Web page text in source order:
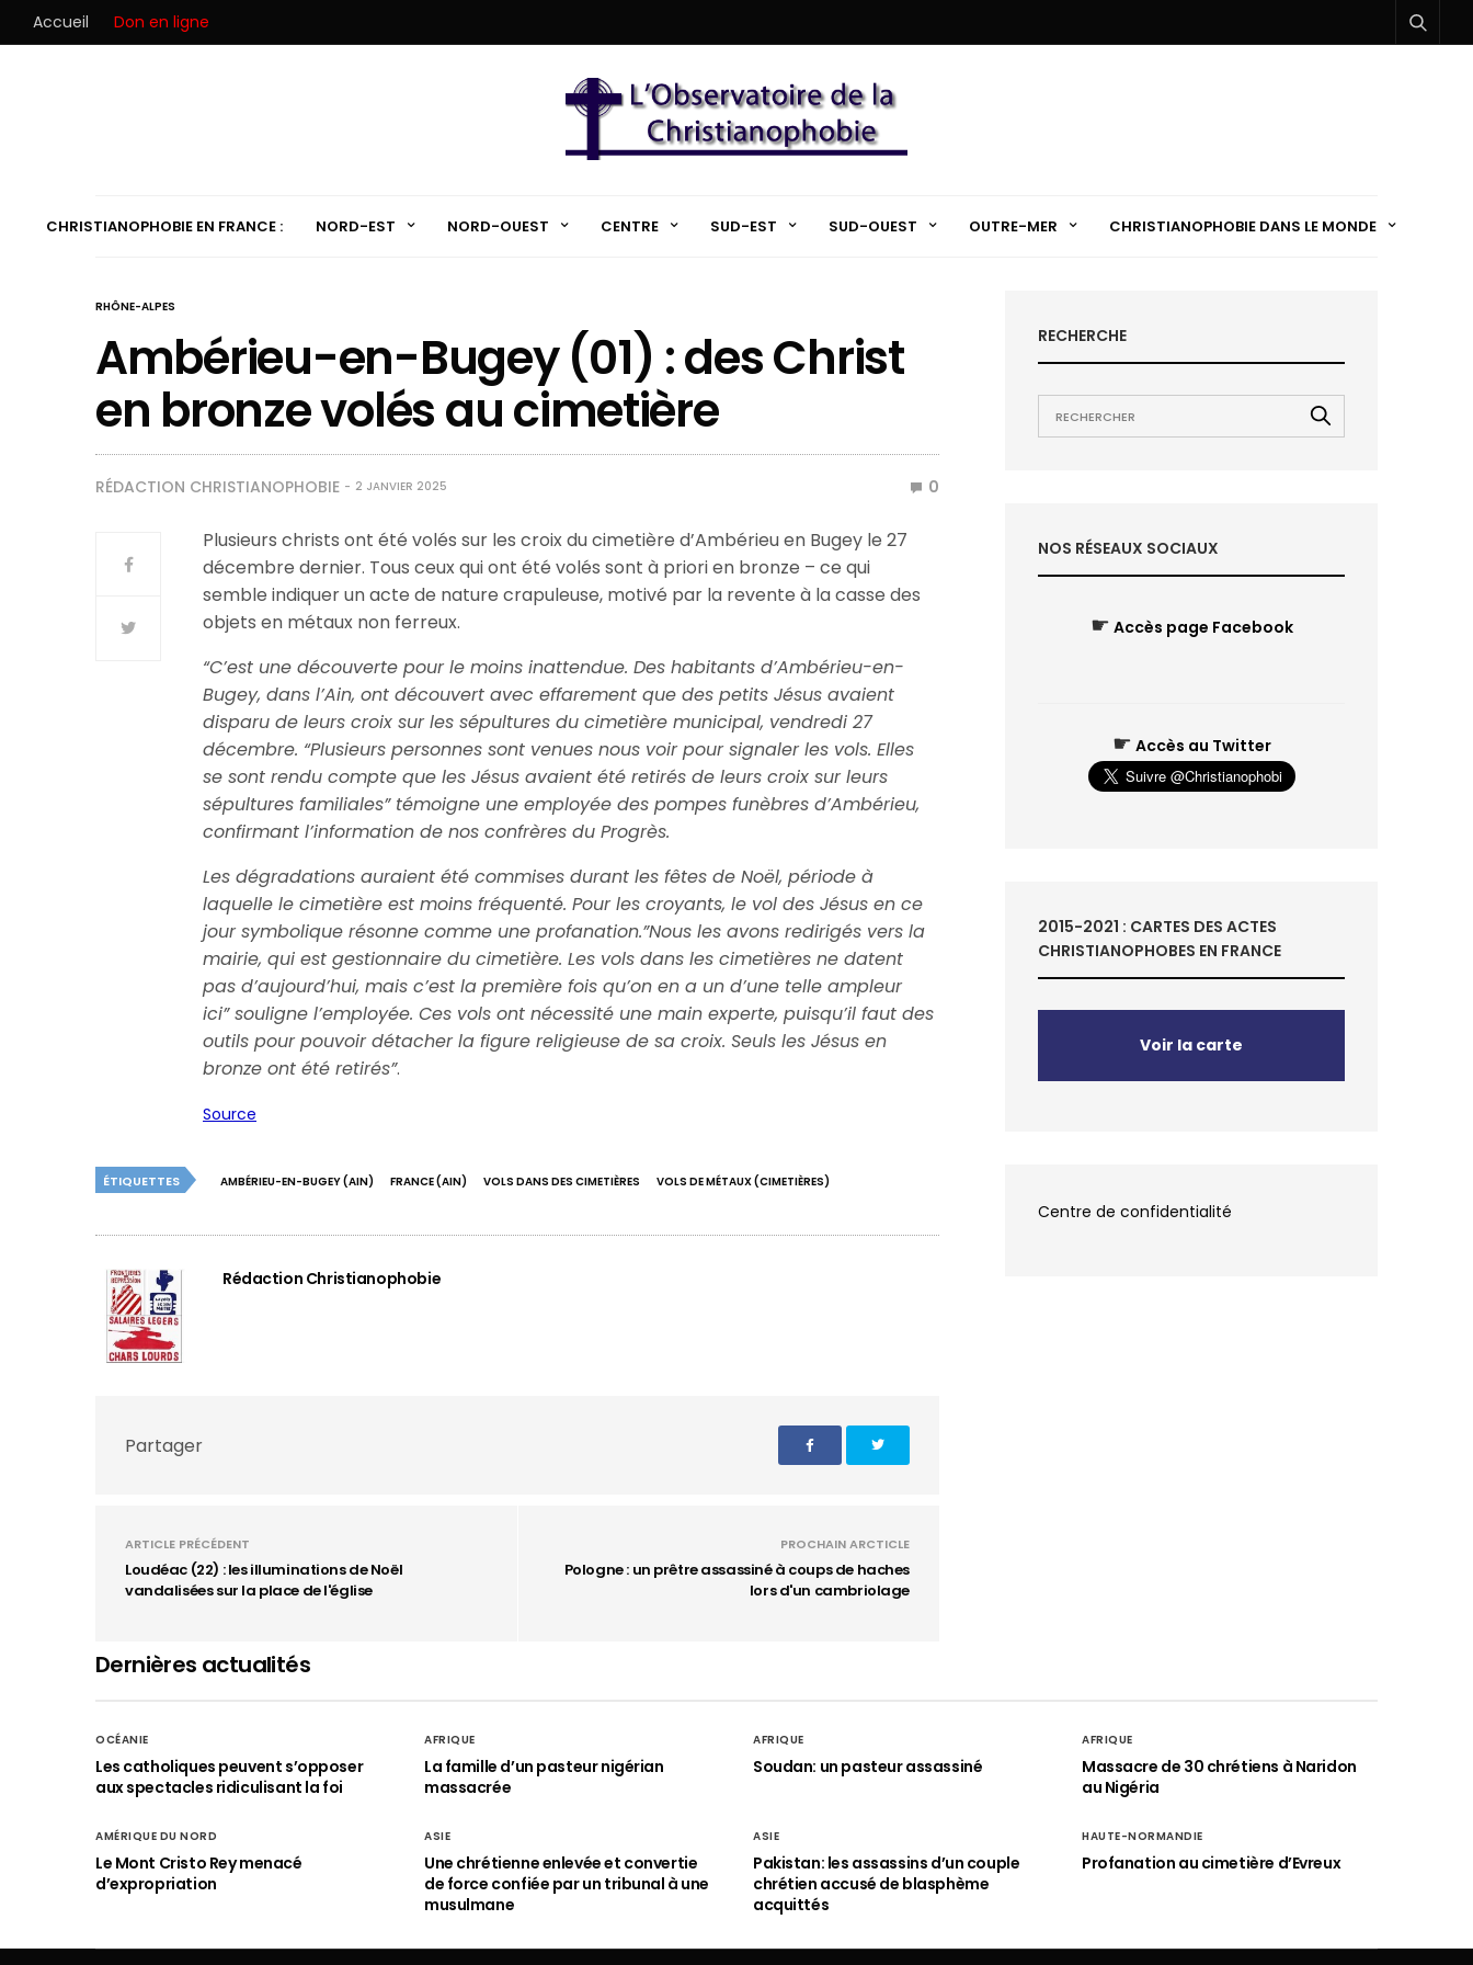
Accueil Don en ligne
CHRISTIANOPHOBIE EN FRANCE : NORD-EST NORD-OUEST CENTRE SUD-EST SUD-OUEST OUTRE-MER CHRISTIANOPHOBIE DANS LE MONDE
RHÔNE-ALPES
Ambérieu-en-Bugey (01) : des Christ
en bronze volés au cimetière
RÉDACTION CHRISTIANOPHOBIE 2 JANVIER 2025 0
Plusieurs christs ont été volés sur les croix du cimetière d’Ambérieu en Bugey le 27
décembre dernier. Tous ceux qui ont été volés sont à priori en bronze – ce qui
semble indiquer un acte de nature crapuleuse, motivé par la revente à la casse des
objets en métaux non ferreux.
“C’est une découverte pour le moins inattendue. Des habitants d’Ambérieu-en-
Bugey, dans l’Ain, ont découvert avec effarement que des petits Jésus avaient
disparu de leurs croix sur les sépultures du cimetière municipal, vendredi 27
décembre. “Plusieurs personnes sont venues nous voir pour signaler les vols. Elles
se sont rendu compte que les Jésus avaient été retirés de leurs croix sur leurs
sépultures familiales” témoigne une employée des pompes funèbres d’Ambérieu,
confirmant l’information de nos confrères du Progrès.
Les dégradations auraient été commises durant les fêtes de Noël, période à
laquelle le cimetière est moins fréquenté. Pour les croyants, le vol des Jésus en ce
jour symbolique résonne comme une profanation.”Nous les avons redirigés vers la
mairie, qui est gestionnaire du cimetière. Les vols dans les cimetières ne datent
pas d’aujourd’hui, mais c’est la première fois qu’on en a un d’une telle ampleur
ici”souligne l’employée. Ces vols ont nécessité une main experte, puisqu’il faut des
outils pour pouvoir détacher la figure religieuse de sa croix. Seuls les Jésus en
bronze ont été retirés”.
Source
ÉTIQUETTES AMBÉRIEU-EN-BUGEY (AIN) FRANCE (AIN) VOLS DANS DES CIMETIÈRES VOLS DE MÉTAUX (CIMETIÈRES)
Rédaction Christianophobie
Partager
ARTICLE PRÉCÉDENT
Loudéac (22) : les illuminations de Noël
vandalisées sur la place de l'église
PROCHAIN ARCTICLE
Pologne : un prêtre assassiné à coups de haches
lors d'un cambriolage
RECHERCHE
NOS RÉSEAUX SOCIAUX
☛ Accès page Facebook
☛ Accès au Twitter
2015-2021 : CARTES DES ACTES
CHRISTIANOPHOBES EN FRANCE
Voir la carte
Centre de confidentialité
Dernières actualités
OCÉANIE
Les catholiques peuvent s’opposer
aux spectacles ridiculisant la foi
AFRIQUE
La famille d’un pasteur nigérian
massacrée
AFRIQUE
Soudan: un pasteur assassiné
AFRIQUE
Massacre de 30 chrétiens à Naridon
au Nigéria
AMÉRIQUE DU NORD
Le Mont Cristo Rey menacé
d’expropriation
ASIE
Une chrétienne enlevée et convertie
de force confiée par un tribunal à une
musulmane
ASIE
Pakistan: les assassins d’un couple
chrétien accusé de blasphème
acquittés
HAUTE-NORMANDIE
Profanation au cimetière d’Evreux